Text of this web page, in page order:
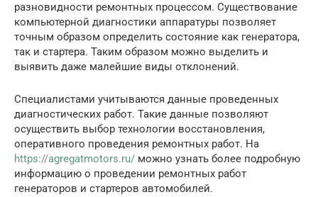
разновидности ремонтных процессом. Существование
компьютерной диагностики аппаратуры позволяет
точным образом определить состояние как генератора,
так и стартера. Таким образом можно выделить и
выявить даже малейшие виды отклонений.
Специалистами учитываются данные проведенных
диагностических работ. Такие данные позволяют
осуществить выбор технологии восстановления,
оперативного проведения ремонтных работ. На
https://agregatmotors.ru/ можно узнать более подробную
информацию о проведении ремонтных работ
генераторов и стартеров автомобилей.